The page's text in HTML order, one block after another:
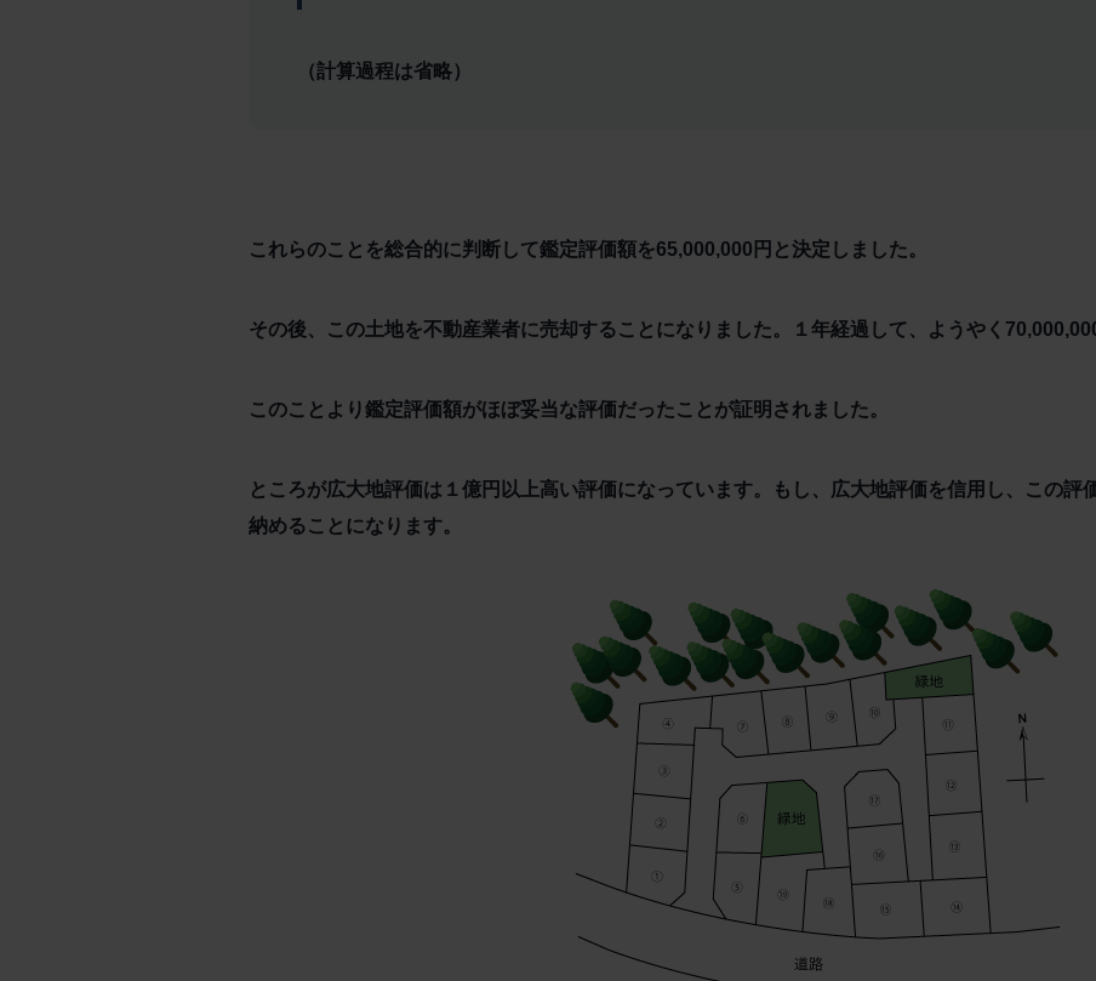
（計算過程は省略）
これらのことを総合的に判断して鑑定評価額を65,000,000円と決定しました。
その後、この土地を不動産業者に売却することになりました。１年経過して、ようやく
このことより鑑定評価額がほぼ妥当な評価だったことが証明されました。
ところが広大地評価は１億円以上高い評価になっています。もし、広大地評価を信用し、この評
納めることになります。